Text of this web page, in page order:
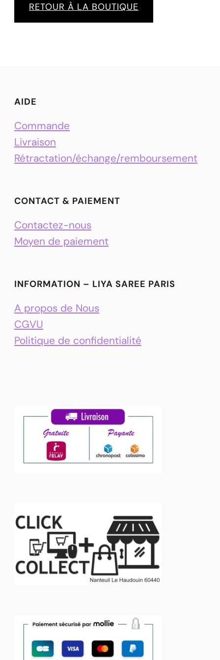
RETOUR À LA BOUTIQUE
AIDE
Commande
Livraison
Rétractation/échange/remboursement
CONTACT & PAIEMENT
Contactez-nous
Moyen de paiement
INFORMATION – LIYA SAREE PARIS
A propos de Nous
CGVU
Politique de confidentialité